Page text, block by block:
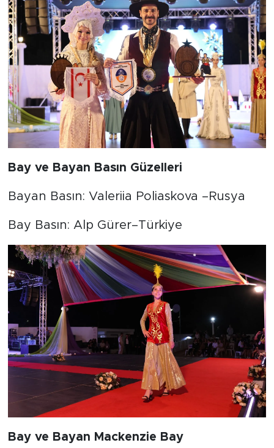
Bay ve Bayan Basın Güzelleri
Bayan Basın: Valeriia Poliaskova –Rusya
Bay Basın: Alp Gürer–Türkiye
Bay ve Bayan Mackenzie Bay